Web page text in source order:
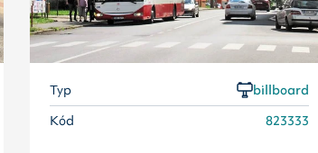
Typ
billboard
Kód
823333